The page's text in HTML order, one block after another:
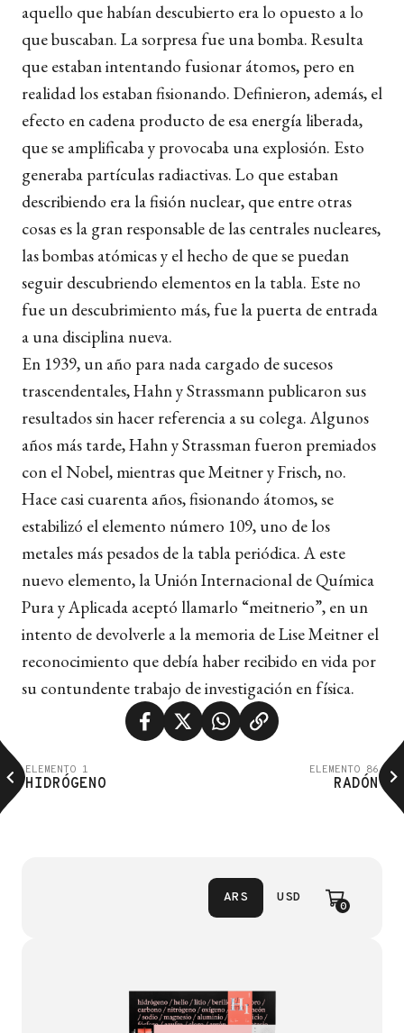
aquello que habían descubierto era lo opuesto a lo
que buscaban. La sorpresa fue una bomba. Resulta
que estaban intentando fusionar átomos, pero en
realidad los estaban fisionando. Definieron, además, el
efecto en cadena producto de esa energía liberada,
que se amplificaba y provocaba una explosión. Esto
generaba partículas radiactivas. Lo que estaban
describiendo era la fisión nuclear, que entre otras
cosas es la gran responsable de las centrales nucleares,
las bombas atómicas y el hecho de que se puedan
seguir descubriendo elementos en la tabla. Este no
fue un descubrimiento más, fue la puerta de entrada
a una disciplina nueva.
En 1939, un año para nada cargado de sucesos
trascendentales, Hahn y Strassmann publicaron sus
resultados sin hacer referencia a su colega. Algunos
años más tarde, Hahn y Strassman fueron premiados
con el Nobel, mientras que Meitner y Frisch, no.
Hace casi cuarenta años, fisionando átomos, se
estabilizó el elemento número 109, uno de los
metales más pesados de la tabla periódica. A este
nuevo elemento, la Unión Internacional de Química
Pura y Aplicada aceptó llamarlo “meitnerio”, en un
intento de devolverle a la memoria de Lise Meitner el
reconocimiento que debía haber recibido en vida por
su contundente trabajo de investigación en física.
ELEMENTO 1
HIDRÓGENO
ELEMENTO 86
RADÓN
ARS USD
0